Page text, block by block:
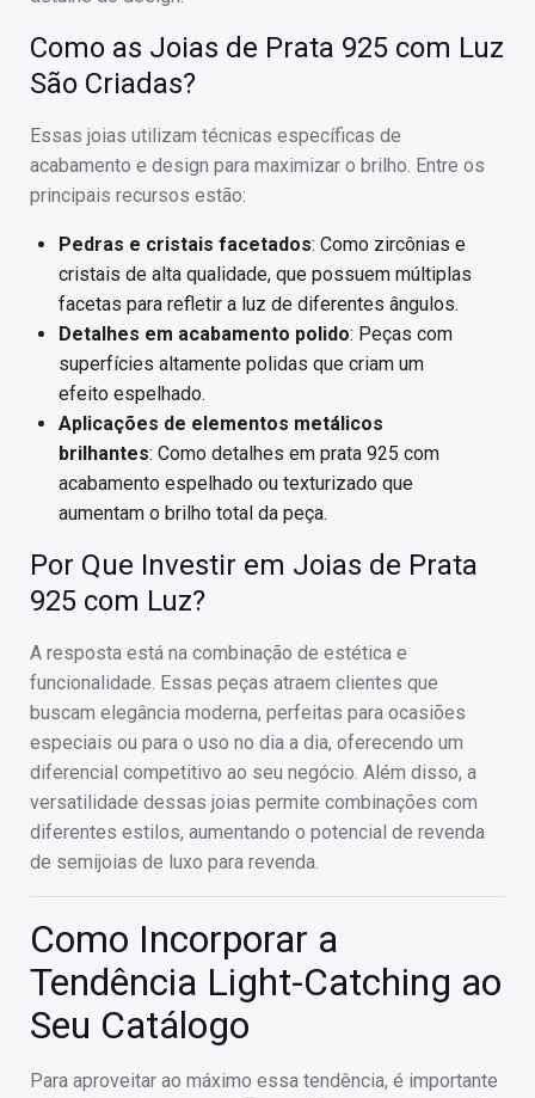
Como as Joias de Prata 925 com Luz
São Criadas?
Essas joias utilizam técnicas específicas de
acabamento e design para maximizar o brilho. Entre os
principais recursos estão:
Pedras e cristais facetados: Como zircônias e
cristais de alta qualidade, que possuem múltiplas
facetas para refletir a luz de diferentes ângulos.
Detalhes em acabamento polido: Peças com
superfícies altamente polidas que criam um
efeito espelhado.
Aplicações de elementos metálicos
brilhantes: Como detalhes em prata 925 com
acabamento espelhado ou texturizado que
aumentam o brilho total da peça.
Por Que Investir em Joias de Prata
925 com Luz?
A resposta está na combinação de estética e
funcionalidade. Essas peças atraem clientes que
buscam elegância moderna, perfeitas para ocasiões
especiais ou para o uso no dia a dia, oferecendo um
diferencial competitivo ao seu negócio. Além disso, a
versatilidade dessas joias permite combinações com
diferentes estilos, aumentando o potencial de revenda
de semijoias de luxo para revenda.
Como Incorporar a
Tendência Light-Catching ao
Seu Catálogo
Para aproveitar ao máximo essa tendência, é importante